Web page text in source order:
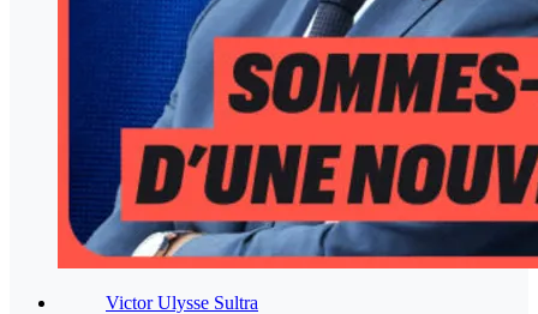
Victor Ulysse Sultra